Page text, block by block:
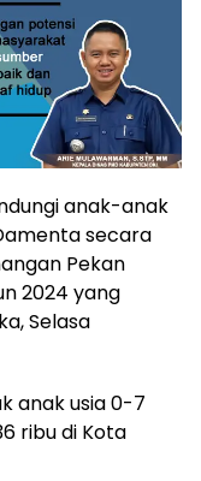
anak-anak
secara
Pekan
2024 yang
Selasa
anak usia 0-7
ribu di Kota